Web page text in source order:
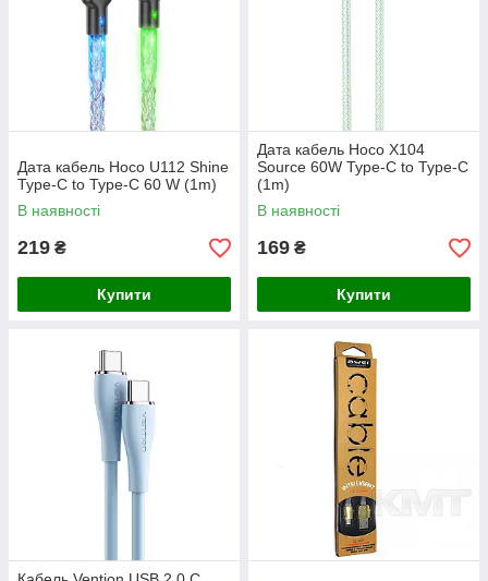
Дата кабель Hoco U112 Shine
Type-C to Type-C 60 W (1m)
В наявності
219 ₴
Купити
Дата кабель Hoco X104
Source 60W Type-C to Type-C
(1m)
В наявності
169 ₴
Купити